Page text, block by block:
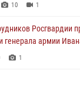
10 1
Росгвардии
генерала армии
1